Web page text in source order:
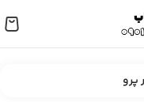
پرو